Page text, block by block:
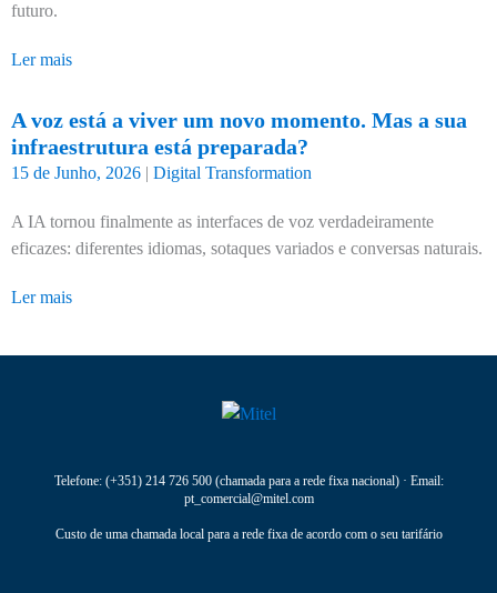
futuro.
Ler mais
A voz está a viver um novo momento. Mas a sua
infraestrutura está preparada?
15 de Junho, 2026 | Digital Transformation
A IA tornou finalmente as interfaces de voz verdadeiramente
eficazes: diferentes idiomas, sotaques variados e conversas naturais.
Ler mais
Telefone: (+351) 214 726 500(chamada para a rede fixa nacional) · Email:
pt_comercial@mitel.com
Custo de uma chamada local para a rede fixa de acordo com o seu tarifário